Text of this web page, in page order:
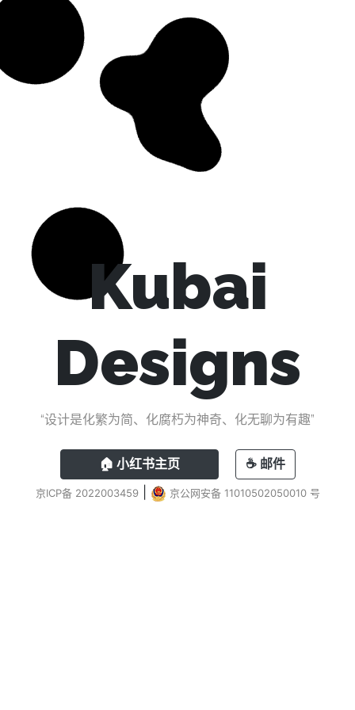
Kubai
Designs
“设计是化繁为简、化腐朽为神奇、化无聊为有趣”
🏠 小红书主页 ☕️ 邮件
京ICP备 2022003459| 京公网安备 11010502050010 号